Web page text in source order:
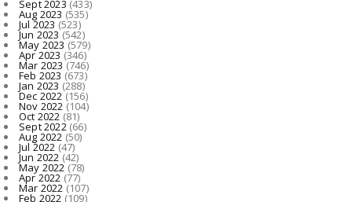
Sept 2023 (433)
Aug 2023 (535)
Jul 2023 (523)
Jun 2023(542)
May 2023(579)
Apr 2023 (346)
Mar 2023 (746)
Feb 2023 (673)
Jan 2023 (288)
Dec 2022(156)
Nov 2022 (104)
Oct 2022 (81)
Sept 2022(66)
Aug 2022 (50)
Jul 2022 (47)
Jun 2022(42)
May 2022(78)
Apr 2022 (77)
Mar 2022(107)
Feb 2022 (109)